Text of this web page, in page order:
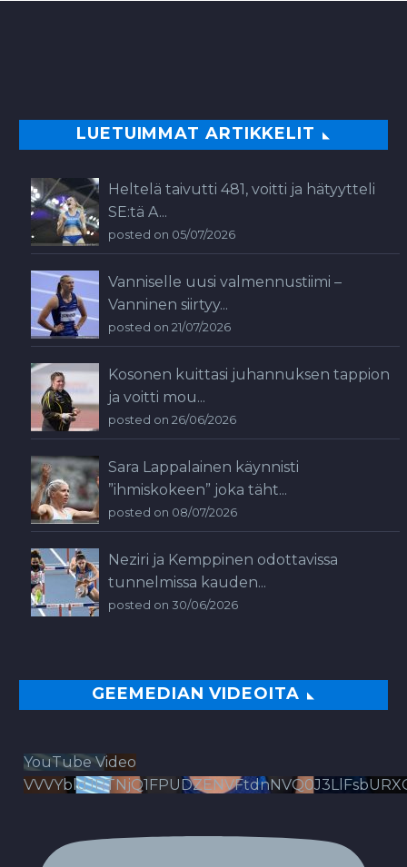
LUETUIMMAT ARTIKKELIT
Heltelä taivutti 481, voitti ja hätyytteli
SE:tä A...
posted on 05/07/2026
Vanniselle uusi valmennustiimi –
Vanninen siirtyy...
posted on 21/07/2026
Kosonen kuittasi juhannuksen tappion
ja voitti mou...
posted on 26/06/2026
Sara Lappalainen käynnisti
”ihmiskokeen” joka täht...
posted on 08/07/2026
Neziri ja Kemppinen odottavissa
tunnelmissa kauden...
posted on 30/06/2026
GEEMEDIAN VIDEOITA
YouTube Video